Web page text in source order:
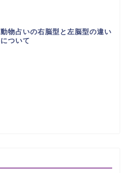
動物占いの右脳型と左脳型の違い
について